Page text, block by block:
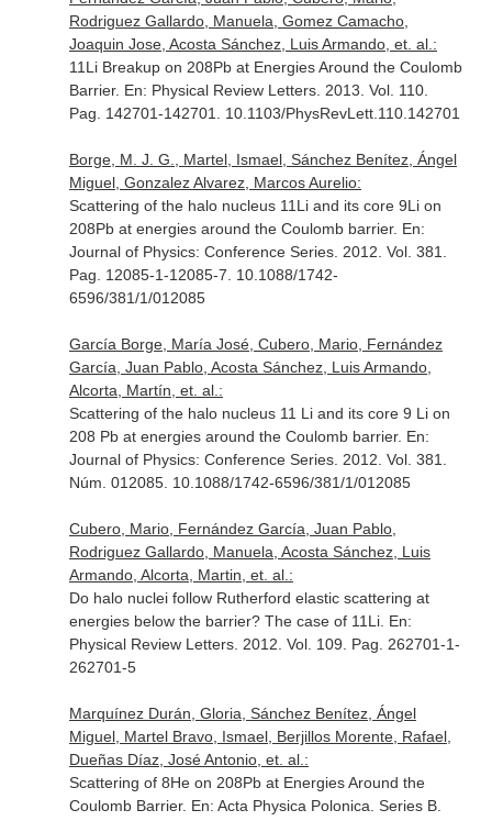
Rodriguez Gallardo, Manuela, Gomez Camacho,
Joaquin Jose, Acosta Sánchez, Luis Armando, et. al.:
11Li Breakup on 208Pb at Energies Around the Coulomb
Barrier. En: Physical Review Letters. 2013. Vol. 110.
Pag. 142701-142701. 10.1103/PhysRevLett.110.142701
Borge, M. J. G., Martel, Ismael, Sánchez Benítez, Ángel
Miguel, Gonzalez Alvarez, Marcos Aurelio:
Scattering of the halo nucleus 11Li and its core 9Li on
208Pb at energies around the Coulomb barrier. En:
Journal of Physics: Conference Series. 2012. Vol. 381.
Pag. 12085-1-12085-7. 10.1088/1742-
6596/381/1/012085
García Borge, María José, Cubero, Mario, Fernández
García, Juan Pablo, Acosta Sánchez, Luis Armando,
Alcorta, Martín, et. al.:
Scattering of the halo nucleus 11 Li and its core 9 Li on
208 Pb at energies around the Coulomb barrier. En:
Journal of Physics: Conference Series. 2012. Vol. 381.
Núm. 012085. 10.1088/1742-6596/381/1/012085
Cubero, Mario, Fernández García, Juan Pablo,
Rodriguez Gallardo, Manuela, Acosta Sánchez, Luis
Armando, Alcorta, Martin, et. al.:
Do halo nuclei follow Rutherford elastic scattering at
energies below the barrier? The case of 11Li. En:
Physical Review Letters. 2012. Vol. 109. Pag. 262701-1-
262701-5
Marquínez Durán, Gloria, Sánchez Benítez, Ángel
Miguel, Martel Bravo, Ismael, Berjillos Morente, Rafael,
Dueñas Díaz, José Antonio, et. al.:
Scattering of 8He on 208Pb at Energies Around the
Coulomb Barrier. En: Acta Physica Polonica. Series B.